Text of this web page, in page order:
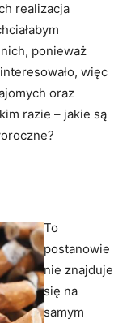
realizacja
ponieważ
więc
oraz
razie – jakie są
To
postanowie
nie znajduje
się na
samym